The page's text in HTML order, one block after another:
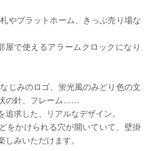
やプラットホーム、きっぷ売り場な
屋で使えるアラームクロックになり
じみのロゴ、蛍光風のみどり色の文
の針、フレーム……
追求した、リアルなデザイン。
をかけられる穴が開いていて、壁掛
みいただけます。